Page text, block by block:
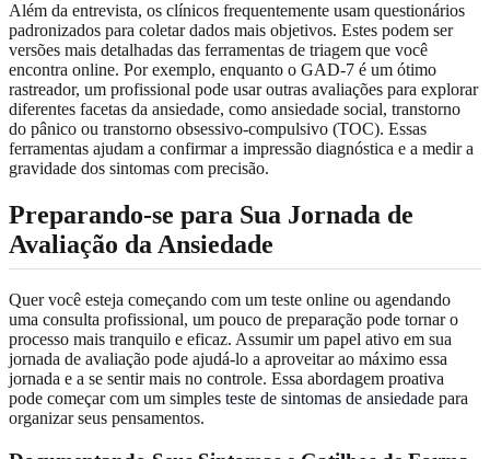
Além da entrevista, os clínicos frequentemente usam questionários
padronizados para coletar dados mais objetivos. Estes podem ser
versões mais detalhadas das ferramentas de triagem que você
encontra online. Por exemplo, enquanto o GAD-7 é um ótimo
rastreador, um profissional pode usar outras avaliações para explorar
diferentes facetas da ansiedade, como ansiedade social, transtorno
do pânico ou transtorno obsessivo-compulsivo (TOC). Essas
ferramentas ajudam a confirmar a impressão diagnóstica e a medir a
gravidade dos sintomas com precisão.
Preparando-se para Sua Jornada de
Avaliação da Ansiedade
Quer você esteja começando com um teste online ou agendando
uma consulta profissional, um pouco de preparação pode tornar o
processo mais tranquilo e eficaz. Assumir um papel ativo em sua
jornada de avaliação pode ajudá-lo a aproveitar ao máximo essa
jornada e a se sentir mais no controle. Essa abordagem proativa
pode começar com um simples teste de sintomas de ansiedade para
organizar seus pensamentos.